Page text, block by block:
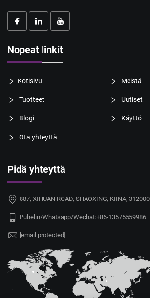
Nopeat linkit
Kotisivu Meistä
Tuotteet Uutiset
Blogi Käyttö
Ota yhteyttä
Pidä yhteyttä
887, XIHUAN ROAD, SHAOXING, KIINA, 312000
Puhelin/Whatsapp/Wechat:+86-13575559986
[email protected]